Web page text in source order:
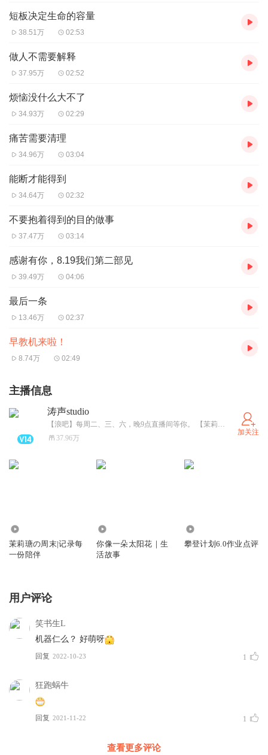
短板决定生命的容量
38.51万 02:53
做人不需要解释
37.95万 02:52
烦恼没什么大不了
34.93万 02:29
痛苦需要清理
34.96万 03:04
能断才能得到
34.64万 02:32
不要抱着得到的目的做事
37.47万 03:14
感谢有你，8.19我们第二部见
39.49万 04:06
最后一条
13.46万 02:37
早教机来啦！
8.74万 02:49
主播信息
涛声studio
【浪吧】每周二、三、六，晚9点直播间等你。 【茉莉瑭 周末】每周六晚8点，亲子播客上线。 【有声书】不定期更新！ 愿声音流进生活的纹理，拾起美好的点滴。 聆听所至，涛声所在。
37.96万
加关注
茉莉瑭の周末|记录每
一份陪伴
你像一朵太阳花｜生
活故事
攀登计划6.0作业点评
用户评论
笑书生L
机器仁么？ 好萌呀
回复 2022-10-23 1
狂跑蜗牛
回复 2021-11-22 1
查看更多评论